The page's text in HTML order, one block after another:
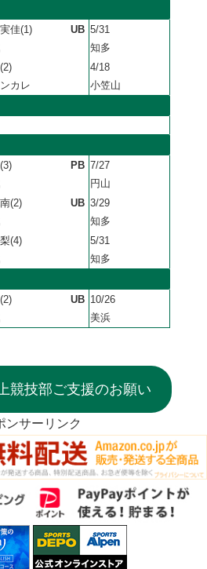
佳(1)
UB 5/31
知多
カレ
4/18
小笠山
PB 7/27
円山
(2)
UB 3/29
知多
(4)
5/31
知多
UB 10/26
美浜
競技部ご支援のお願い
ンサーリンク